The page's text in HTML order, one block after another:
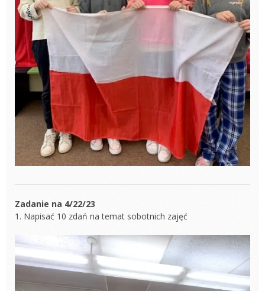
Zadanie na 4/22/23
1. Napisać 10 zdań na temat sobotnich zajęć